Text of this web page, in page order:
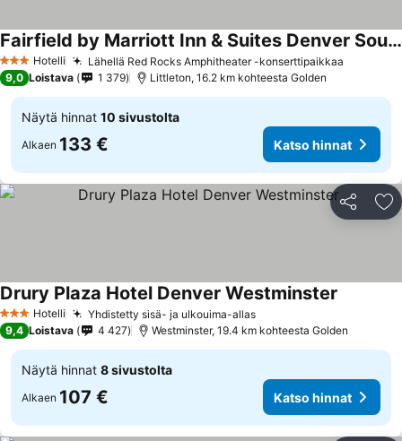
3 Tähtiluokitus
Hotelli Lähellä Red Rocks Amphitheater -konserttipaikkaa
Fairfield by Marriott Inn & Suites Denver Southwest, Littleton
Katso hinnat
9,0 Loistava 1 379 Littleton, 16.2 km kohteesta Golden
Näytä hinnat 10 sivustolta
Alkaen 133 € Katso hinnat
Jaa
3 Tähtiluokitus
Hotelli Yhdistetty sisä- ja ulkouima-allasKatso hinnat
Drury Plaza Hotel Denver Westminster
9,4 Loistava 4 427 Westminster, 19.4 km kohteesta Golden
Näytä hinnat 8 sivustolta
Alkaen 107 € Katso hinnat